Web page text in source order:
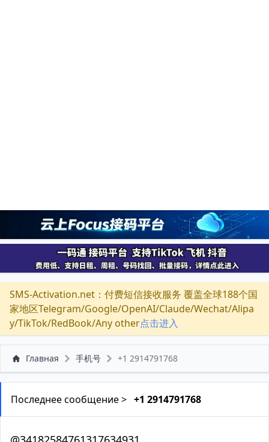
SMS-Activation.net：付费短信接收服务 覆盖全球188个国
家地区Telegram/Google/OpenAI/Claude/Wechat/Alipa
y/TikTok/RedBook/Any other点击进入
Главная 手机号 +1 2914791768
Последнее сообщение > +1 2914791768